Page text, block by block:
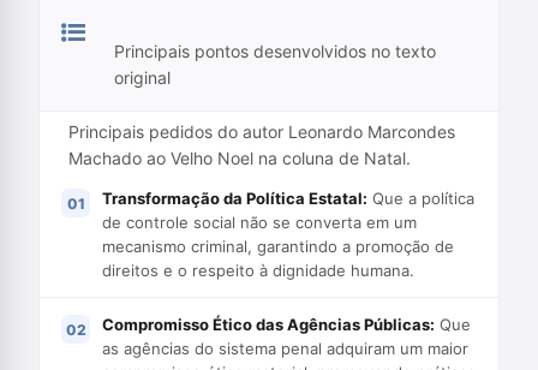
Principais pontos desenvolvidos no texto
original
Principais pedidos do autor Leonardo Marcondes
Machado ao Velho Noel na coluna de Natal.
Transformação da Política Estatal: Que a política
de controle social não se converta em um
mecanismo criminal, garantindo a promoção de
direitos e o respeito à dignidade humana.
Compromisso Ético das Agências Públicas: Que
as agências do sistema penal adquiram um maior